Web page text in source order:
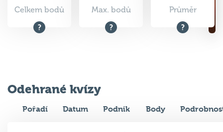
Celkem bodů Max. bodů Průměr
Odehrané kvízy
Pořadí Datum Podnik Body